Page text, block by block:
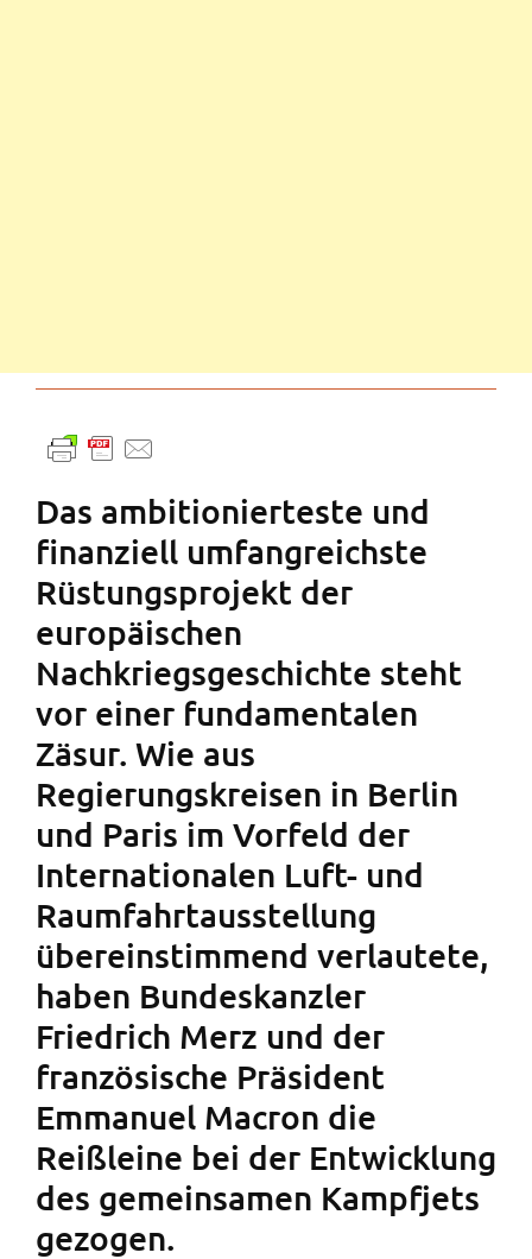
Das ambitionierteste und
finanziell umfangreichste
Rüstungsprojekt der
europäischen
Nachkriegsgeschichte steht
vor einer fundamentalen
Zäsur. Wie aus
Regierungskreisen in Berlin
und Paris im Vorfeld der
Internationalen Luft- und
Raumfahrtausstellung
übereinstimmend verlautete,
haben Bundeskanzler
Friedrich Merz und der
französische Präsident
Emmanuel Macron die
Reißleine bei der Entwicklung
des gemeinsamen Kampfjets
gezogen.